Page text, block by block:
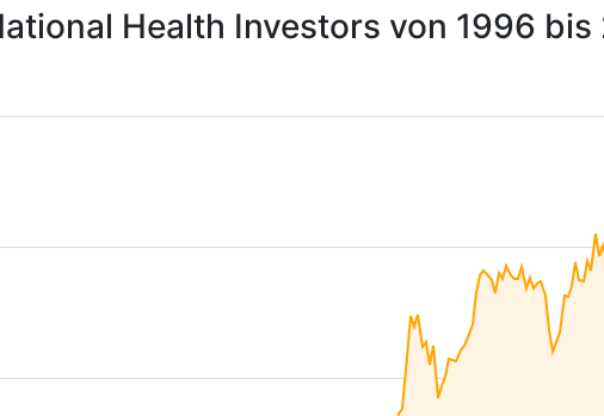
Health Investors von 1996 bis